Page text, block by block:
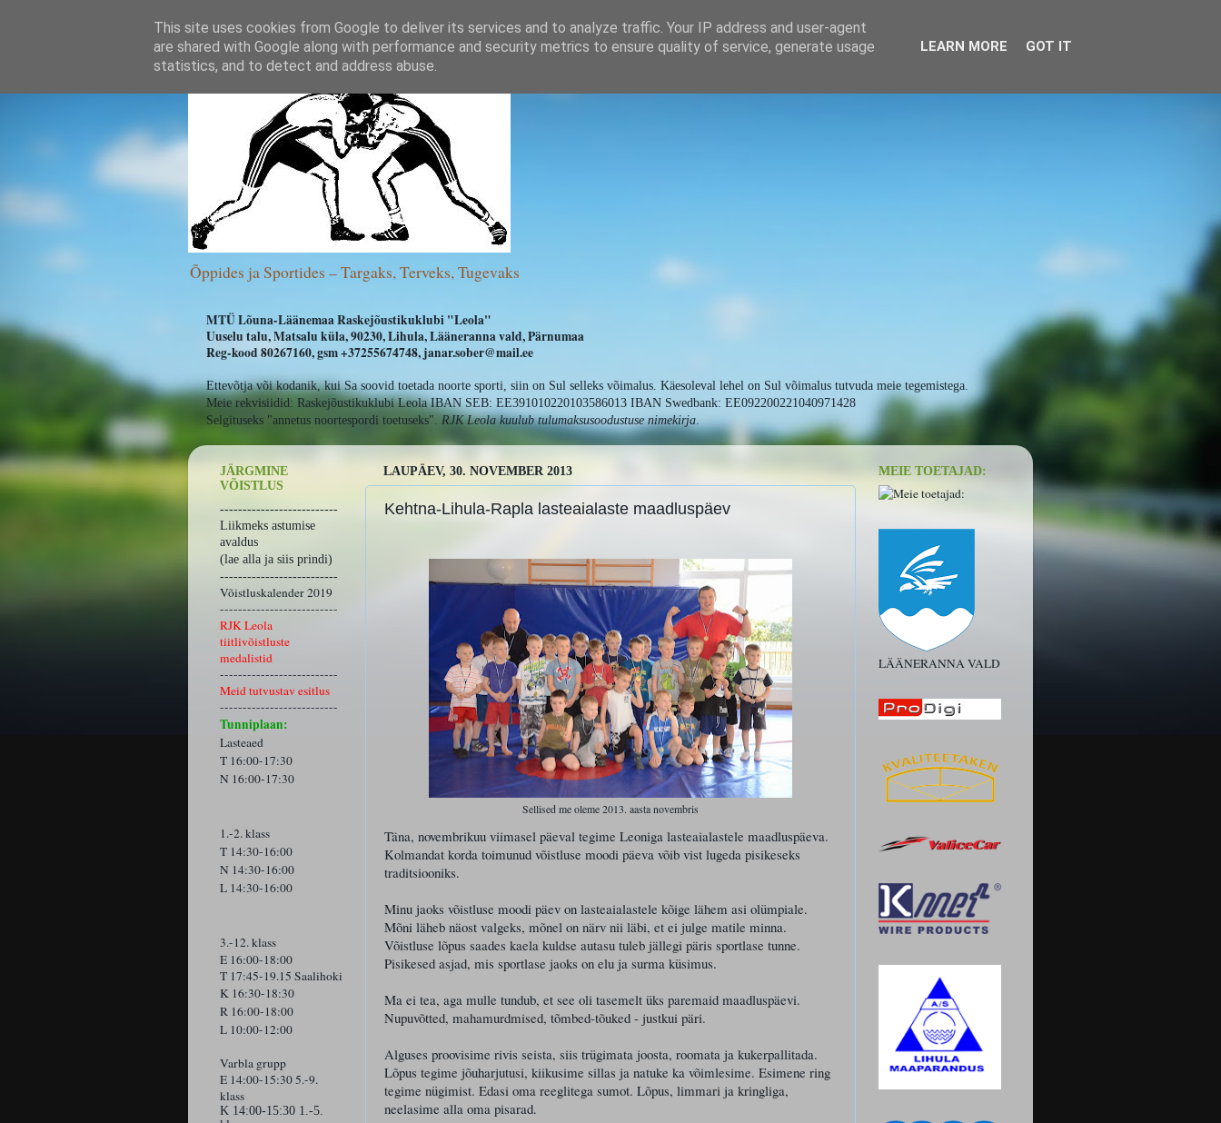
Õppides ja Sportides – Targaks, Terveks, Tugevaks
MTÜ Lõuna-Läänemaa Raskejõustikuklubi "Leola"
Uuselu talu, Matsalu küla, 90230, Lihula, Lääneranna vald, Pärnumaa
Reg-kood 80267160, gsm +37255674748, janar.sober@mail.ee
Ettevõtja või kodanik, kui Sa soovid toetada noorte sporti, siin on Sul selleks võimalus. Käesoleval lehel on Sul võimalus tutvuda meie tegemistega.
Meie rekvisiidid: Raskejõustikuklubi Leola IBAN SEB: EE391010220103586013 IBAN Swedbank: EE092200221040971428
Selgituseks "annetus noortespordi toetuseks".RJK Leolakuulub tulumaksusoodustuse nimekirja
LAUPÄEV, 30. NOVEMBER 2013
Kehtna-Lihula-Rapla lasteaialaste maadluspäev
Sellised me oleme 2013. aasta novembris
Täna, novembrikuu viimasel päeval tegime Leoniga lasteaialastele maadluspäeva.
Kolmandat korda toimunud võistluse moodi päeva võib vist lugeda pisikeseks
traditsiooniks.
Minu jaoks võistluse moodi päev on lasteaialastele kõige lähem asi olümpiale.
Mõni läheb näost valgeks, mõnel on närv nii läbi, et ei julge matile minna.
Võistluse lõpus saades kaela kuldse autasu tuleb jällegi päris sportlase tunne.
Pisikesed asjad, mis sportlase jaoks on elu ja surma küsimus.
Ma ei tea, aga mulle tundub, et see oli tasemelt üks paremaid maadluspäevi.
Nupuvõtted, mahamurdmised, tõmbed-tõuked - justkui päri.
Alguses proovisime rivis seista, siis trügimata joosta, roomata ja kukerpallitada.
Lõpus tegime jõuharjutusi, kiikusime sillas ja natuke ka võimlesime. Esimene ring
tegime nügimist. Edasi oma reeglitega sumot. Lõpus, limmari ja kringliga,
neelasime alla oma pisarad.
JÄRGMINE
VÕISTLUS
--------------------------
Liikmeks astumise
avaldus
(lae alla ja siis prindi)
--------------------------
Võistluskalender 2019
--------------------------
RJK Leola
tiitlivõistluste
medalistid
--------------------------
Meid tutvustav esitlus
--------------------------
Tunniplaan:
Lasteaed
T 16:00-17:30
N 16:00-17:30
1.-2. klass
T 14:30-16:00
N 14:30-16:00
L 14:30-16:00
3.-12. klass
E 16:00-18:00
T 17:45-19.15 Saalihoki
K 16:30-18:30
R 16:00-18:00
L 10:00-12:00
Varbla grupp
E 14:00-15:30 5.-9.
klass
K 14:00-15:30 1.-5.
MEIE TOETAJAD:
LÄÄNERANNA VALD
This site uses cookies from Google to deliver its services and to analyze traffic. Your IP address and user-agent
are shared with Google along with performance and security metrics to ensure quality of service, generate usage
statistics, and to detect and address abuse.
LEARN MORE GOT IT